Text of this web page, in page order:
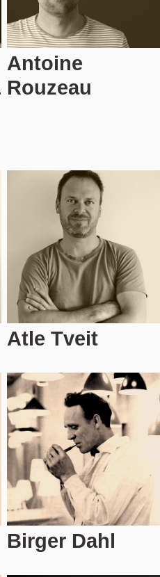
Antoine
Rouzeau
Atle Tveit
Birger Dahl